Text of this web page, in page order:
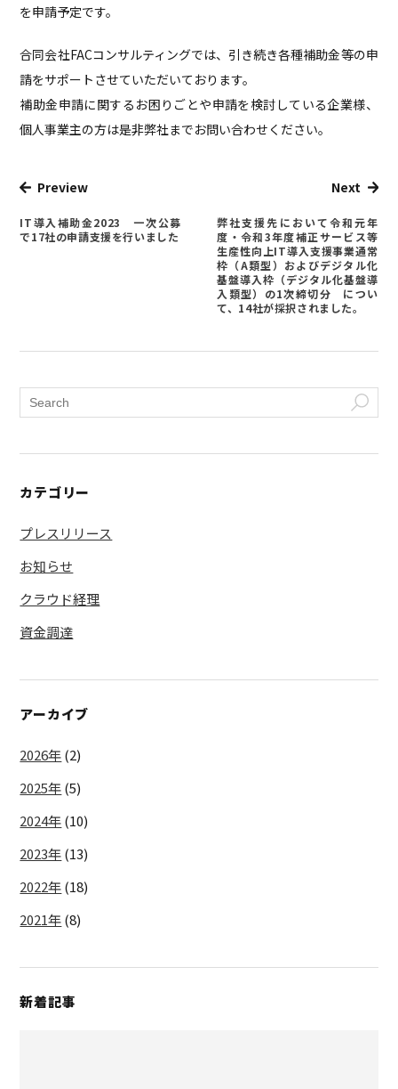
を申請予定です。
合同会社FACコンサルティングでは、引き続き各種補助金等の申
請をサポートさせていただいております。
補助金申請に関するお困りごとや申請を検討している企業様、
個人事業主の方は是非弊社までお問い合わせください。
Preview
IT導入補助金2023 一次公募
で17社の申請支援を行いました
Next
弊社支援先において令和元年
度・令和3年度補正サービス等
生産性向上IT導入支援事業通常
枠（A類型）およびデジタル化
基盤導入枠（デジタル化基盤導
入類型）の1次締切分 につい
て、14社が採択されました。
カテゴリー
プレスリリース
お知らせ
クラウド経理
資金調達
アーカイブ
2026年(2)
2025年(5)
2024年(10)
2023年(13)
2022年(18)
2021年(8)
新着記事